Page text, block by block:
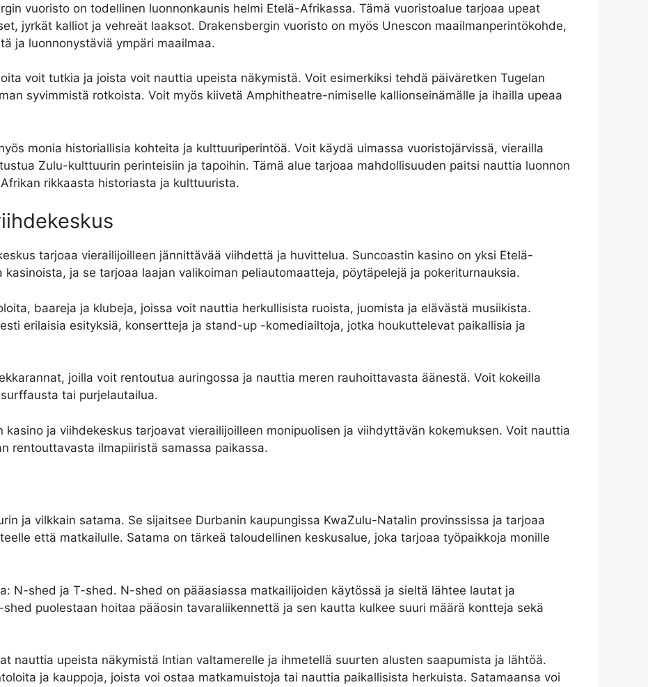
vuoristo on todellinen luonnonkaunis helmi Etelä-Afrikassa. Tämä vuoristoalue tarjoaa upeat
jyrkät kalliot ja vehreät laaksot. Drakensbergin vuoristo on myös Unescon maailmanperintökohde,
ja luonnonystäviä ympäri maailmaa.
voit tutkia ja joista voit nauttia upeista näkymistä. Voit esimerkiksi tehdä päiväretken Tugelan
syvimmistä rotkoista. Voit myös kiivetä Amphitheatre-nimiselle kallionseinämälle ja ihailla upeaa
monia historiallisia kohteita ja kulttuuriperintöä. Voit käydä uimassa vuoristojärvissä, vierailla
Zulu-kulttuurin perinteisiin ja tapoihin. Tämä alue tarjoaa mahdollisuuden paitsi nauttia luonnon
rikkaasta historiasta ja kulttuurista.
tarjoaa vierailijoilleen jännittävää viihdettä ja huvittelua. Suncoastin kasino on yksi Etelä-
ja se tarjoaa laajan valikoiman peliautomaatteja, pöytäpelejä ja pokeriturnauksia.
baareja ja klubeja, joissa voit nauttia herkullisista ruoista, juomista ja elävästä musiikista.
erilaisia ​​esityksiä, konsertteja ja stand-up -komediailtoja, jotka houkuttelevat paikallisia ja
joilla voit rentoutua auringossa ja nauttia meren rauhoittavasta äänestä. Voit kokeilla
tai purjelautailua.
kasino ja viihdekeskus tarjoavat vierailijoilleen monipuolisen ja viihdyttävän kokemuksen. Voit nauttia
rentouttavasta ilmapiiristä samassa paikassa.
ja vilkkain satama. Se sijaitsee Durbanin kaupungissa KwaZulu-Natalin provinssissa ja tarjoaa
että matkailulle. Satama on tärkeä taloudellinen keskusalue, joka tarjoaa työpaikkoja monille
N-shed ja T-shed. N-shed on pääasiassa matkailijoiden käytössä ja sieltä lähtee lautat ja
puolestaan hoitaa pääosin tavaraliikennettä ja sen kautta kulkee suuri määrä kontteja sekä
nauttia upeista näkymistä Intian valtamerelle ja ihmetellä suurten alusten saapumista ja lähtöä.
ja kauppoja, joista voi ostaa matkamuistoja tai nauttia paikallisista herkuista. Satamaansa voi